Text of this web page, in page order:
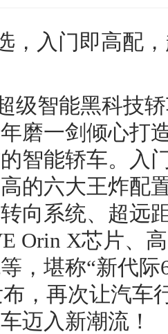
级智能黑科技
磨一剑倾心打
智能轿车。入
的六大王炸配
向系统、超远
Orin X芯片、
，堪称“新代
，再次让汽车
迈入新潮流！